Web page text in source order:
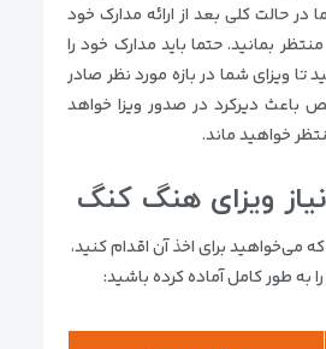
در حالت کلی بعد از ارائه مدارک خود
منتظر بمانید. حتما باید مدارک خود را
تا ویزای شما در بازه مورد نظر صادر
باعث دیرکرد در صدور ویزا خواهد
خواهید ماند.
ویزای هنگ کنگ
می‌خواهید برای اخذ آن اقدام کنید،
به طور کامل آماده کرده باشید: